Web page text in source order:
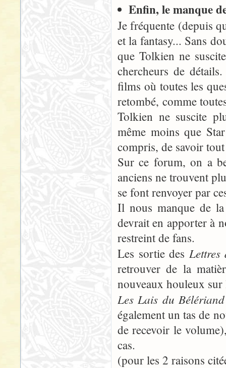
Enfin, le manque
Je fréquente (depuis
et la fantasy... Sans
que Tolkien ne
chercheurs de
films où toutes les
retombé, comme
Tolkien ne suscite
même moins que
compris, de savoir
Sur ce forum, on a
anciens ne trouvent
se font renvoyer par
Il nous manque de
devrait en apporter à
restreint de fans.
Les sortie des Lettres
retrouver de la
nouveaux houleux
Les Lais du Bélériand
également un tas de
de recevoir le
cas.
(pour les 2 raisons